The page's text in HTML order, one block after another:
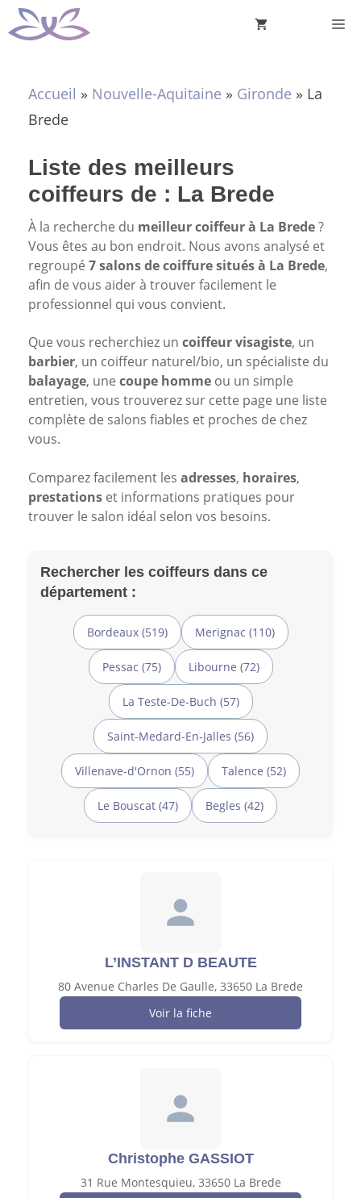
Aller
au
Accueil » Nouvelle-Aquitaine » Gironde » La
Brede
Liste des meilleurs
coiffeurs de : La Brede
À la recherche du meilleur coiffeur à La Brede?
Vous êtes au bon endroit. Nous avons analysé et
regroupé 7 salons de coiffure situés à La Brede,
afin de vous aider à trouver facilement le
professionnel qui vous convient.
Que vous recherchiez un coiffeur visagiste, un
barbier, un coiffeur naturel/bio, un spécialiste du
balayage, une coupe homme ou un simple
entretien, vous trouverez sur cette page une liste
complète de salons fiables et proches de chez
vous.
Comparez facilement les adresses, horaires,
prestations et informations pratiques pour
trouver le salon idéal selon vos besoins.
Rechercher les coiffeurs dans ce
département :
Bordeaux (519) Merignac (110)
Pessac (75) Libourne (72)
La Teste-De-Buch (57)
Saint-Medard-En-Jalles (56)
Villenave-d'Ornon (55) Talence (52)
Le Bouscat (47) Begles (42)
L’INSTANT D BEAUTE
80 Avenue Charles De Gaulle, 33650 La Brede
Voir la fiche
Christophe GASSIOT
31 Rue Montesquieu, 33650 La Brede